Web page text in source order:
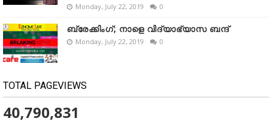
Monday, July 22, 2019 0
ബ്രേക്കിംഗ്; നാളെ വിദ്യാഭ്യാസ ബന്ദ്
Monday, July 22, 2019 0
TOTAL PAGEVIEWS
40,790,831